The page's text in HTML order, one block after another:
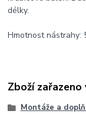
délky.
Hmotnost nástrahy:
Zboží
Montáže a